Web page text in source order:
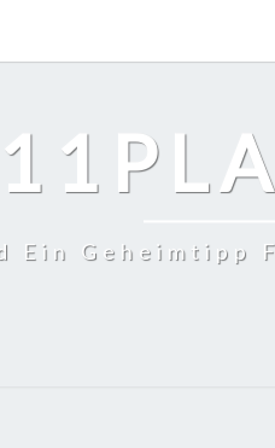
Ein Geheimtipp